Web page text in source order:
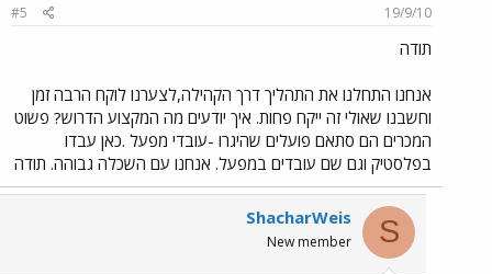
19/9/10
#5
תודה
אנחנו התחלנו את התהליך דרך הקהילה,לצערנו לוקח הרבה זמן
וחשבנו שאולי זה ייקח פחות. איך יודעים מה המקצוע הדרוש? פשוט
המכרים הם סתאם פועלים שהיגרו -עובדי מפעל .כאן עבדו
בפלסטיק וגם שם עובדים במפעל. אנחנו עם השכלה גבוהה. תודה
S
ShacharWeis
New member